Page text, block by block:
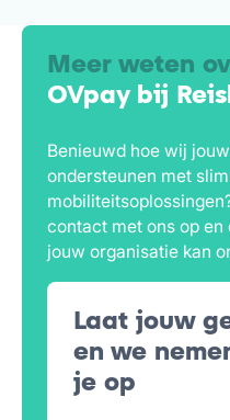
Meer weten
OVpay bij
Benieuwd hoe wij
ondersteunen met
contact met ons op en
jouw organisatie kan
Laat jouw
en we
je op